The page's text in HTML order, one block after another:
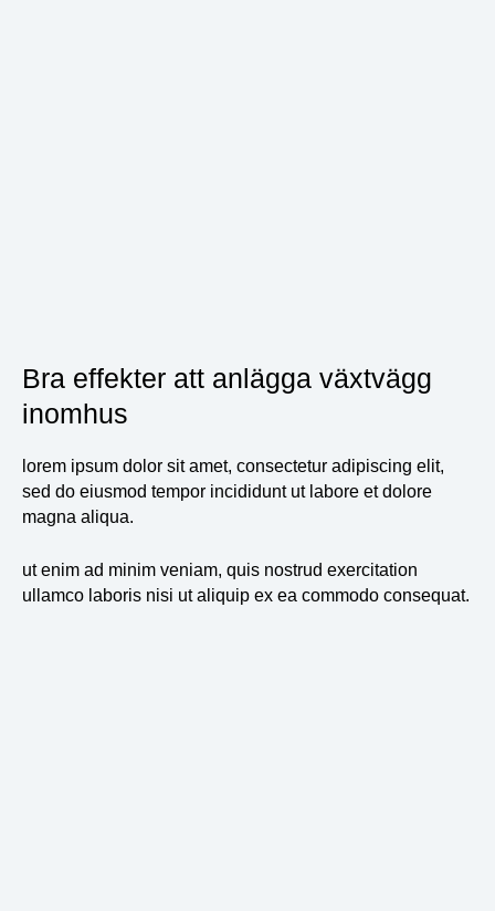
Bra effekter att anlägga växtvägg
inomhus
lorem ipsum dolor sit amet, consectetur adipiscing elit,
sed do eiusmod tempor incididunt ut labore et dolore
magna aliqua.
ut enim ad minim veniam, quis nostrud exercitation
ullamco laboris nisi ut aliquip ex ea commodo consequat.